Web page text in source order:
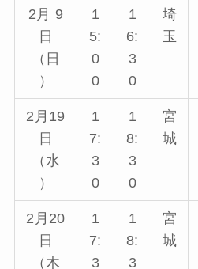
2月 9
日
（日
）
1
5:
0
0
1
6:
3
0
埼
玉
2月19
日
（水
）
1
7:
3
0
1
8:
3
0
宮
城
2月20
日
（木
1
7:
3
1
8:
3
宮
城